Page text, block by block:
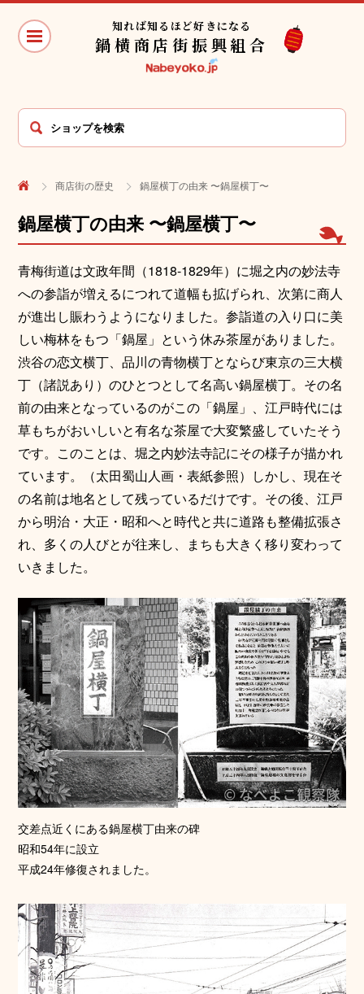
知れば知るほど好きになる
鍋横商店街振興組合
商店街の歴史 鍋屋横丁の由来 〜鍋屋横丁〜
鍋屋横丁の由来 〜鍋屋横丁〜
青梅街道は文政年間（1818-1829年）に堀之内の妙法寺
への参詣が増えるにつれて道幅も拡げられ、次第に商人
が進出し賑わうようになりました。参詣道の入り口に美
しい梅林をもつ「鍋屋」という休み茶屋がありました。
渋谷の恋文横丁、品川の青物横丁とならび東京の三大横
丁（諸説あり）のひとつとして名高い鍋屋横丁。その名
前の由来となっているのがこの「鍋屋」、江戸時代には
草もちがおいしいと有名な茶屋で大変繁盛していたそう
です。このことは、堀之内妙法寺記にその様子が描かれ
ています。（太田蜀山人画・表紙参照）しかし、現在そ
の名前は地名として残っているだけです。その後、江戸
から明治・大正・昭和へと時代と共に道路も整備拡張さ
れ、多くの人びとが往来し、まちも大きく移り変わって
いきました。
交差点近くにある鍋屋横丁由来の碑
昭和54年に設立
平成24年修復されました。